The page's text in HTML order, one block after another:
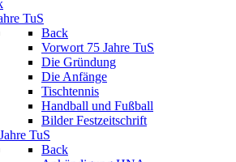
TuS
Back
Vorwort 75 Jahre TuS
Die Gründung
Die Anfänge
Tischtennis
Handball und Fußball
Bilder Festzeitschrift
TuS
Back